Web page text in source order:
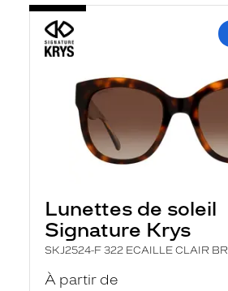
Lunettes de soleil
Signature Krys
SKJ2524-F 322 ECAILLE CLAIR BR
À partir de